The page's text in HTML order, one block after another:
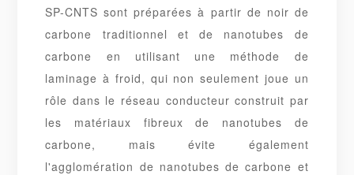
SP-CNTS sont préparées à partir de noir de
carbone traditionnel et de nanotubes de
carbone en utilisant une méthode de
laminage à froid, qui non seulement joue un
rôle dans le réseau conducteur construit par
les matériaux fibreux de nanotubes de
carbone, mais évite également
l'agglomération de nanotubes de carbone et